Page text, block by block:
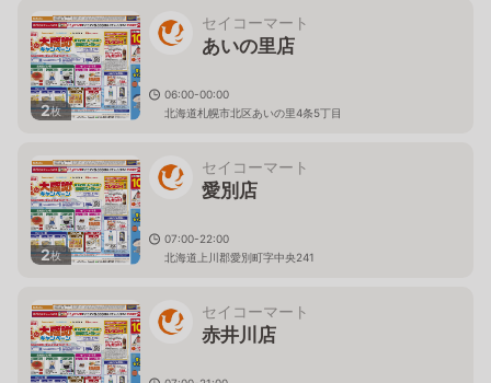
2枚
セイコーマート
あいの里店
06:00-00:00
北海道札幌市北区あいの里4条5丁目
2枚
セイコーマート
愛別店
07:00-22:00
北海道上川郡愛別町字中央241
セイコーマート
赤井川店